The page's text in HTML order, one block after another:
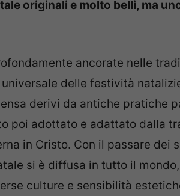
originali e molto belli, ma
ancorate nelle
delle festività
derivi da antiche pratiche
poi adottato e adattato dalla
in Cristo. Con il passare dei
si è diffusa in tutto il mondo,
culture e sensibilità